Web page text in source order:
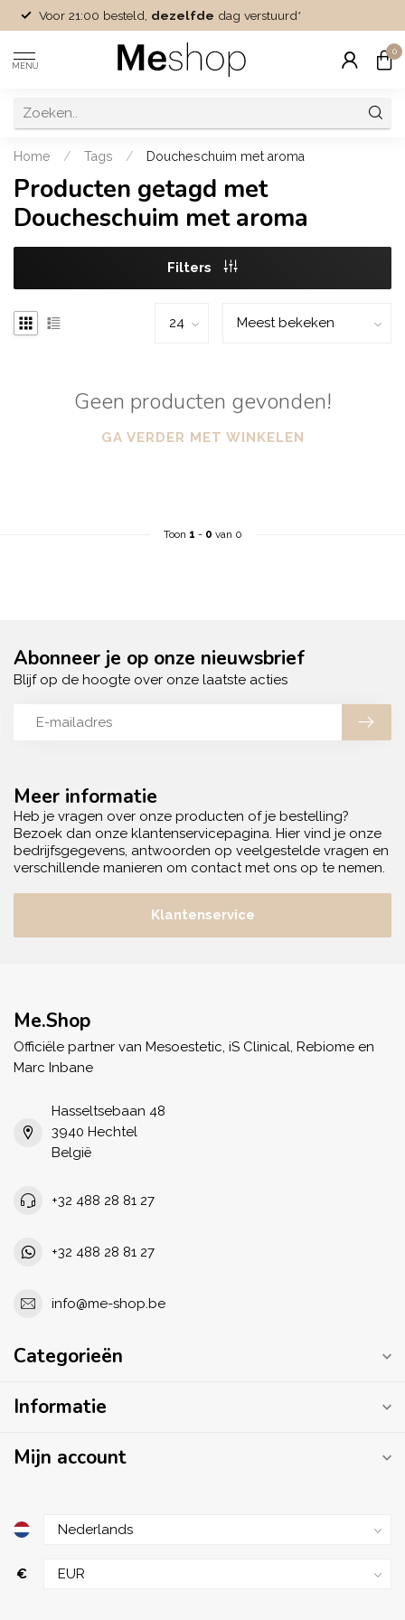
Voor 21:00 besteld, dezelfde dag verstuurd*
MENU
0
Home / Tags / Doucheschuim met aroma
Producten getagd met
Doucheschuim met aroma
Filters
Geen producten gevonden!
GA VERDER MET WINKELEN
Toon 1 - 0 van 0
Meer informatie
Heb je vragen over onze producten of je bestelling?
Bezoek dan onze klantenservicepagina. Hier vind je onze
bedrijfsgegevens, antwoorden op veelgestelde vragen en
verschillende manieren om contact met ons op te nemen.
Klantenservice
Abonneer je op onze nieuwsbrief
Blijf op de hoogte over onze laatste acties
Me.Shop
Officiële partner van Mesoestetic, iS Clinical, Rebiome en
Marc Inbane
Hasseltsebaan 48
3940 Hechtel
België
+32 488 28 81 27
+32 488 28 81 27
info@me-shop.be
Categorieën
Informatie
Mijn account
€